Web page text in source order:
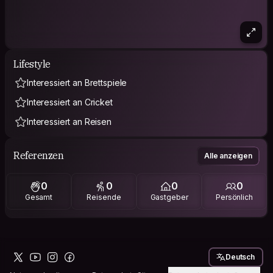
Lifestyle
Interessiert an Brettspiele
Interessiert an Cricket
Interessiert an Reisen
Referenzen Alle anzeigen
0
Gesamt
0
Reisende
0
Gastgeber
0
Persönlich
Deutsch